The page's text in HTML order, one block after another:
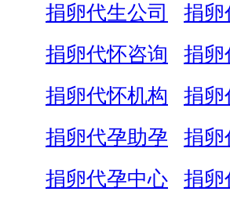
捐卵代生公司
捐卵
捐卵代怀咨询
捐卵
捐卵代怀机构
捐卵
捐卵代孕助孕
捐卵
捐卵代孕中心
捐卵